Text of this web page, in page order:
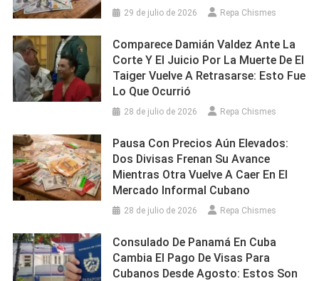
29 de julio de 2026 Repa Chismes
Comparece Damián Valdez Ante La
Corte Y El Juicio Por La Muerte De El
Taiger Vuelve A Retrasarse: Esto Fue
Lo Que Ocurrió
28 de julio de 2026 Repa Chismes
Pausa Con Precios Aún Elevados:
Dos Divisas Frenan Su Avance
Mientras Otra Vuelve A Caer En El
Mercado Informal Cubano
28 de julio de 2026 Repa Chismes
Consulado De Panamá En Cuba
Cambia El Pago De Visas Para
Cubanos Desde Agosto: Estos Son